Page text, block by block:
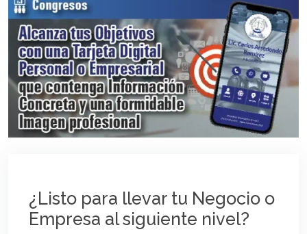
¿Listo para llevar tu Negocio o
Empresa al siguiente nivel?